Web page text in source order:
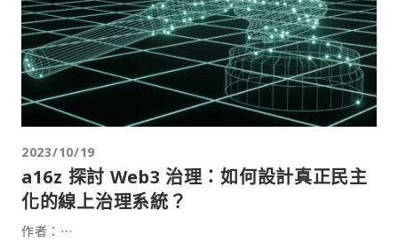
2023/10/19
a16z 探討 Web3 治理：如何設計真正民主
化的線上治理系統？
作者：⋯